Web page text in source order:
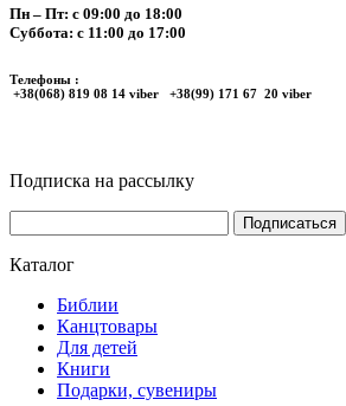
Пн – Пт: с 09:00 до 18:00
Суббота: с 11:00 до 17:00
Телефоны :
+38(068) 819 08 14 viber +38(99) 171 67 20 viber
Подписка на рассылку
Каталог
Библии
Канцтовары
Для детей
Книги
Подарки, сувениры